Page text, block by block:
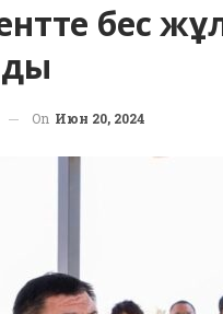
бес
On Июн 20, 2024